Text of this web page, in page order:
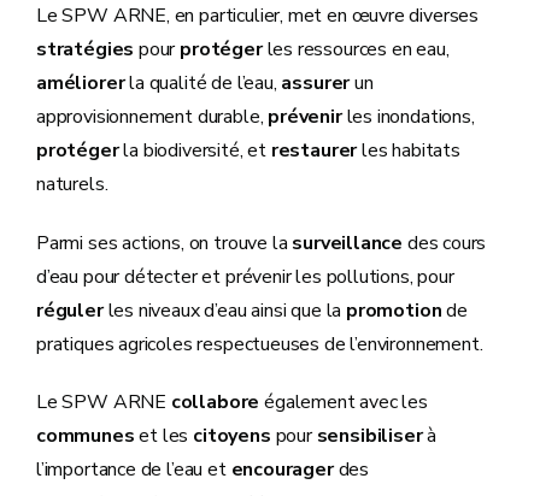
Le SPW ARNE, en particulier, met en œuvre diverses
stratégiespourprotégerles ressources en eau,
améliorerla qualité de l’eau, assurerun
approvisionnement durable, prévenirles inondations,
protégerla biodiversité, et restaurerles habitats
naturels.
Parmi ses actions, on trouve la surveillance des cours
d’eau pour détecter et prévenir les pollutions, pour
régulerles niveaux d’eau ainsi que la promotionde
pratiques agricoles respectueuses de l’environnement.
Le SPW ARNE collaboreégalement avec les
communeset les citoyens poursensibiliserà
l’importance de l’eau et encouragerdes